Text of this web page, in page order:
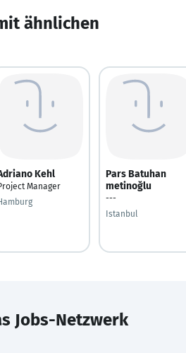
ähnlichen
Kehl
Manager
Pars Batuhan
metinoğlu
---
Istanbul
Jobs-Netzwerk